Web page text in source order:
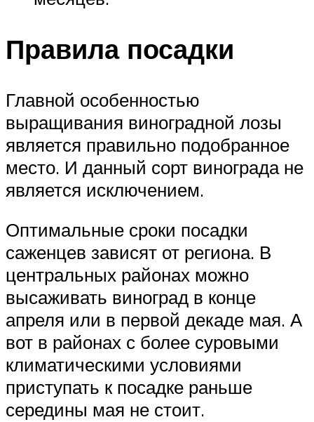
Правила посадки
Главной особенностью
выращивания виноградной лозы
является правильно подобранное
место. И данный сорт винограда не
является исключением.
Оптимальные сроки посадки
саженцев зависят от региона. В
центральных районах можно
высаживать виноград в конце
апреля или в первой декаде мая. А
вот в районах с более суровыми
климатическими условиями
приступать к посадке раньше
середины мая не стоит.